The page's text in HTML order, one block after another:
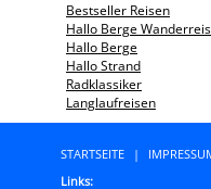
Bestseller Reisen
Hallo Berge
Hallo Berge
Hallo Strand
Radklassiker
Langlaufreisen
STARTSEITE |
Links: